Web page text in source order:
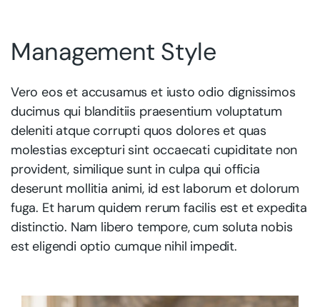
Management Style
Vero eos et accusamus et iusto odio dignissimos
ducimus qui blanditiis praesentium voluptatum
deleniti atque corrupti quos dolores et quas
molestias excepturi sint occaecati cupiditate non
provident, similique sunt in culpa qui officia
deserunt mollitia animi, id est laborum et dolorum
fuga. Et harum quidem rerum facilis est et expedita
distinctio. Nam libero tempore, cum soluta nobis
est eligendi optio cumque nihil impedit.